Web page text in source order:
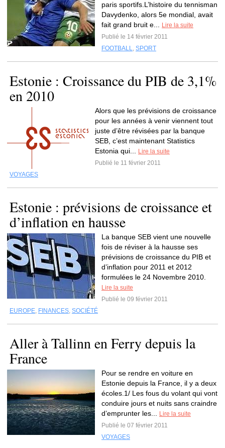
paris sportifs.L’histoire du tennisman
Davydenko, alors 5e mondial, avait
fait grand bruit e...
Lire la suite
Publié le 14 février 2011
FOOTBALL, SPORT
Estonie : Croissance du PIB de 3,1%
en 2010
Alors que les prévisions de croissance
pour les années à venir viennent tout
juste d’être révisées par la banque
SEB, c’est maintenant Statistics
Estonia qui...
Lire la suite
Publié le 11 février 2011
VOYAGES
Estonie : prévisions de croissance et
d’inflation en hausse
La banque SEB vient une nouvelle
fois de réviser à la hausse ses
prévisions de croissance du PIB et
d’inflation pour 2011 et 2012
formulées le 24 Novembre 2010.
Lire la suite
Publié le 09 février 2011
EUROPE, FINANCES, SOCIÉTÉ
Aller à Tallinn en Ferry depuis la
France
Pour se rendre en voiture en
Estonie depuis la France, il y a deux
écoles.1/ Les fous du volant qui vont
conduire jours et nuits sans craindre
d’emprunter les...
Lire la suite
Publié le 07 février 2011
VOYAGES